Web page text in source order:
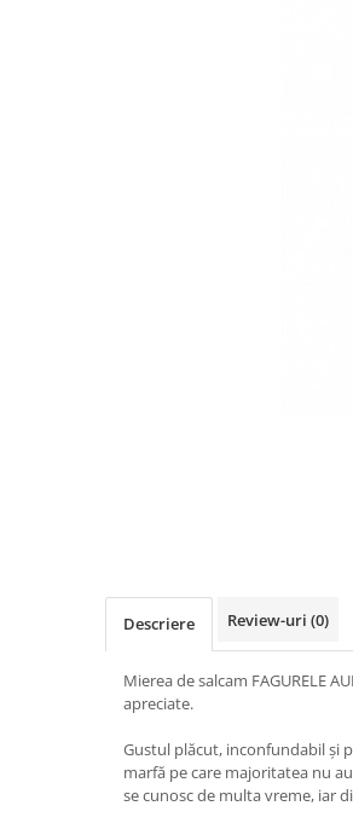
Descriere Review-uri (0)
Mierea de salcam FAGURELE
apreciate.
Gustul plăcut, inconfundabil și
marfă pe care majoritatea nu
se cunosc de multa vreme, iar